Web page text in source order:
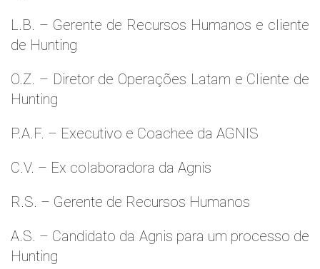
L.B. – Gerente de Recursos Humanos e cliente
de Hunting
O.Z. – Diretor de Operações Latam e Cliente de
Hunting
P.A.F. – Executivo e Coachee da AGNIS
C.V. – Ex colaboradora da Agnis
R.S. – Gerente de Recursos Humanos
A.S. – Candidato da Agnis para um processo de
Hunting